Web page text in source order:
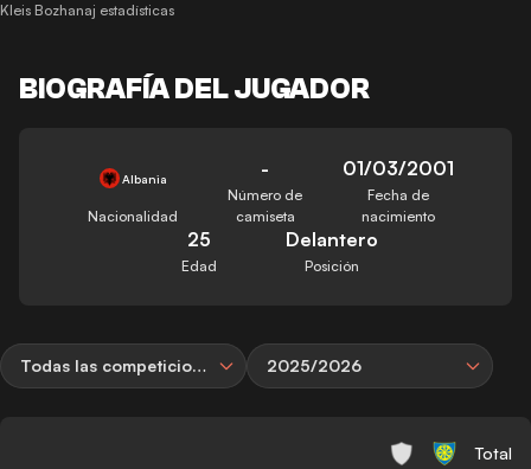
Kleis Bozhanaj estadísticas
BIOGRAFÍA DEL JUGADOR
Albania
Nacionalidad
-
Número de
camiseta
01/03/2001
Fecha de
nacimiento
25
Edad
Delantero
Posición
Todas las competiciones 2025/2026
Total